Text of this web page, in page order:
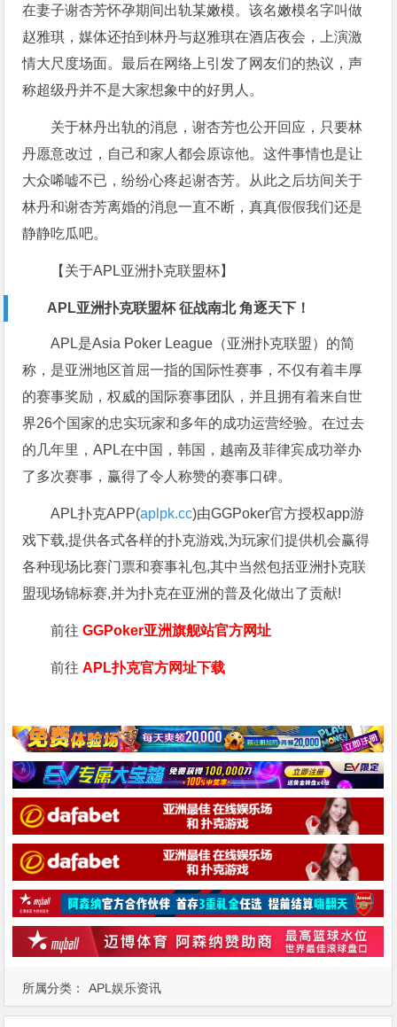
所属分类： APL娱乐资讯
在妻子谢杏芳怀孕期间出轨某嫩模。该名嫩模名字叫做
赵雅琪，媒体还拍到林丹与赵雅琪在酒店夜会，上演激
情大尺度场面。最后在网络上引发了网友们的热议，声
称超级丹并不是大家想象中的好男人。
关于林丹出轨的消息，谢杏芳也公开回应，只要林
丹愿意改过，自己和家人都会原谅他。这件事情也是让
大众唏嘘不已，纷纷心疼起谢杏芳。从此之后坊间关于
林丹和谢杏芳离婚的消息一直不断，真真假假我们还是
静静吃瓜吧。
【关于APL亚洲扑克联盟杯】
APL亚洲扑克联盟杯 征战南北 角逐天下！
APL是Asia Poker League（亚洲扑克联盟）的简
称，是亚洲地区首屈一指的国际性赛事，不仅有着丰厚
的赛事奖励，权威的国际赛事团队，并且拥有着来自世
界26个国家的忠实玩家和多年的成功运营经验。在过去
的几年里，APL在中国，韩国，越南及菲律宾成功举办
了多次赛事，赢得了令人称赞的赛事口碑。
APL扑克APP(aplpk.cc)由GGPoker官方授权app游
戏下载,提供各式各样的扑克游戏,为玩家们提供机会赢得
各种现场比赛门票和赛事礼包,其中当然包括亚洲扑克联
盟现场锦标赛,并为扑克在亚洲的普及化做出了贡献!
前往GGPoker亚洲旗舰站官方网址
前往APL扑克官方网址下载